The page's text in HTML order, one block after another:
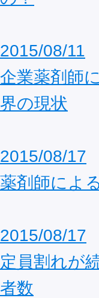
2015/08/11
企業薬剤師
界の現状
2015/08/17
薬剤師によ
2015/08/17
定員割れが
者数